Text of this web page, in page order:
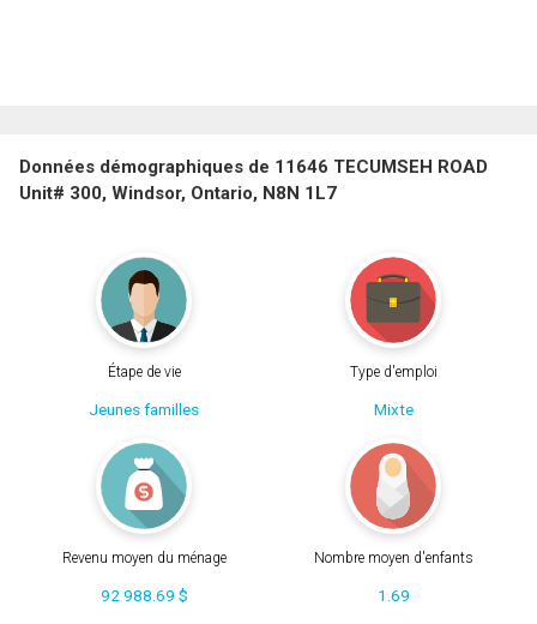
Données démographiques de 11646 TECUMSEH ROAD
Unit# 300, Windsor, Ontario, N8N 1L7
Étape de vie
Jeunes familles
Type d'emploi
Mixte
Revenu moyen du ménage
92 988.69 $
Nombre moyen d'enfants
1.69